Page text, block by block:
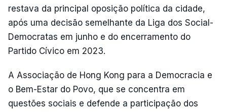
restava da principal oposição política da cidade,
após uma decisão semelhante da Liga dos Social-
Democratas em junho e do encerramento do
Partido Cívico em 2023.
A Associação de Hong Kong para a Democracia e
o Bem-Estar do Povo, que se concentra em
questões sociais e defende a participação dos